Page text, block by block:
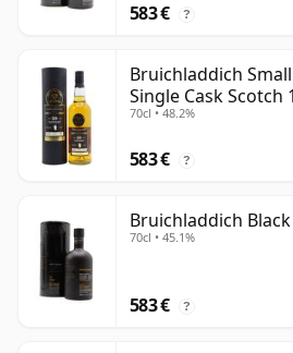
583 € ?
Bruichladdich
Single Cask Scotch
70cl • 48.2%
583 € ?
Bruichladdich
70cl • 45.1%
583 € ?